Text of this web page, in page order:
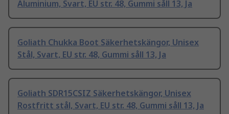
Aluminium, Svart, EU str. 48, Gummi såll 13, Ja
Goliath Chukka Boot Säkerhetskängor, Unisex
Stål, Svart, EU str. 48, Gummi såll 13, Ja
Goliath SDR15CSIZ Säkerhetskängor, Unisex
Rostfritt stål, Svart, EU str. 48, Gummi såll 13, Ja